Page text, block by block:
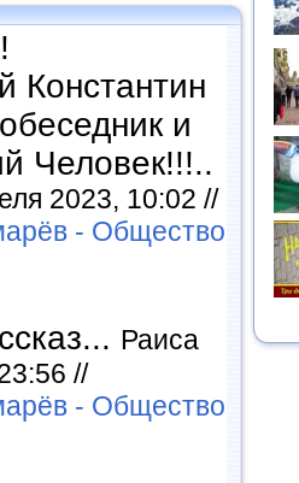
Константин
и
Человек!!!..
2023, 10:02 //
- Общество
Раиса
//
- Общество